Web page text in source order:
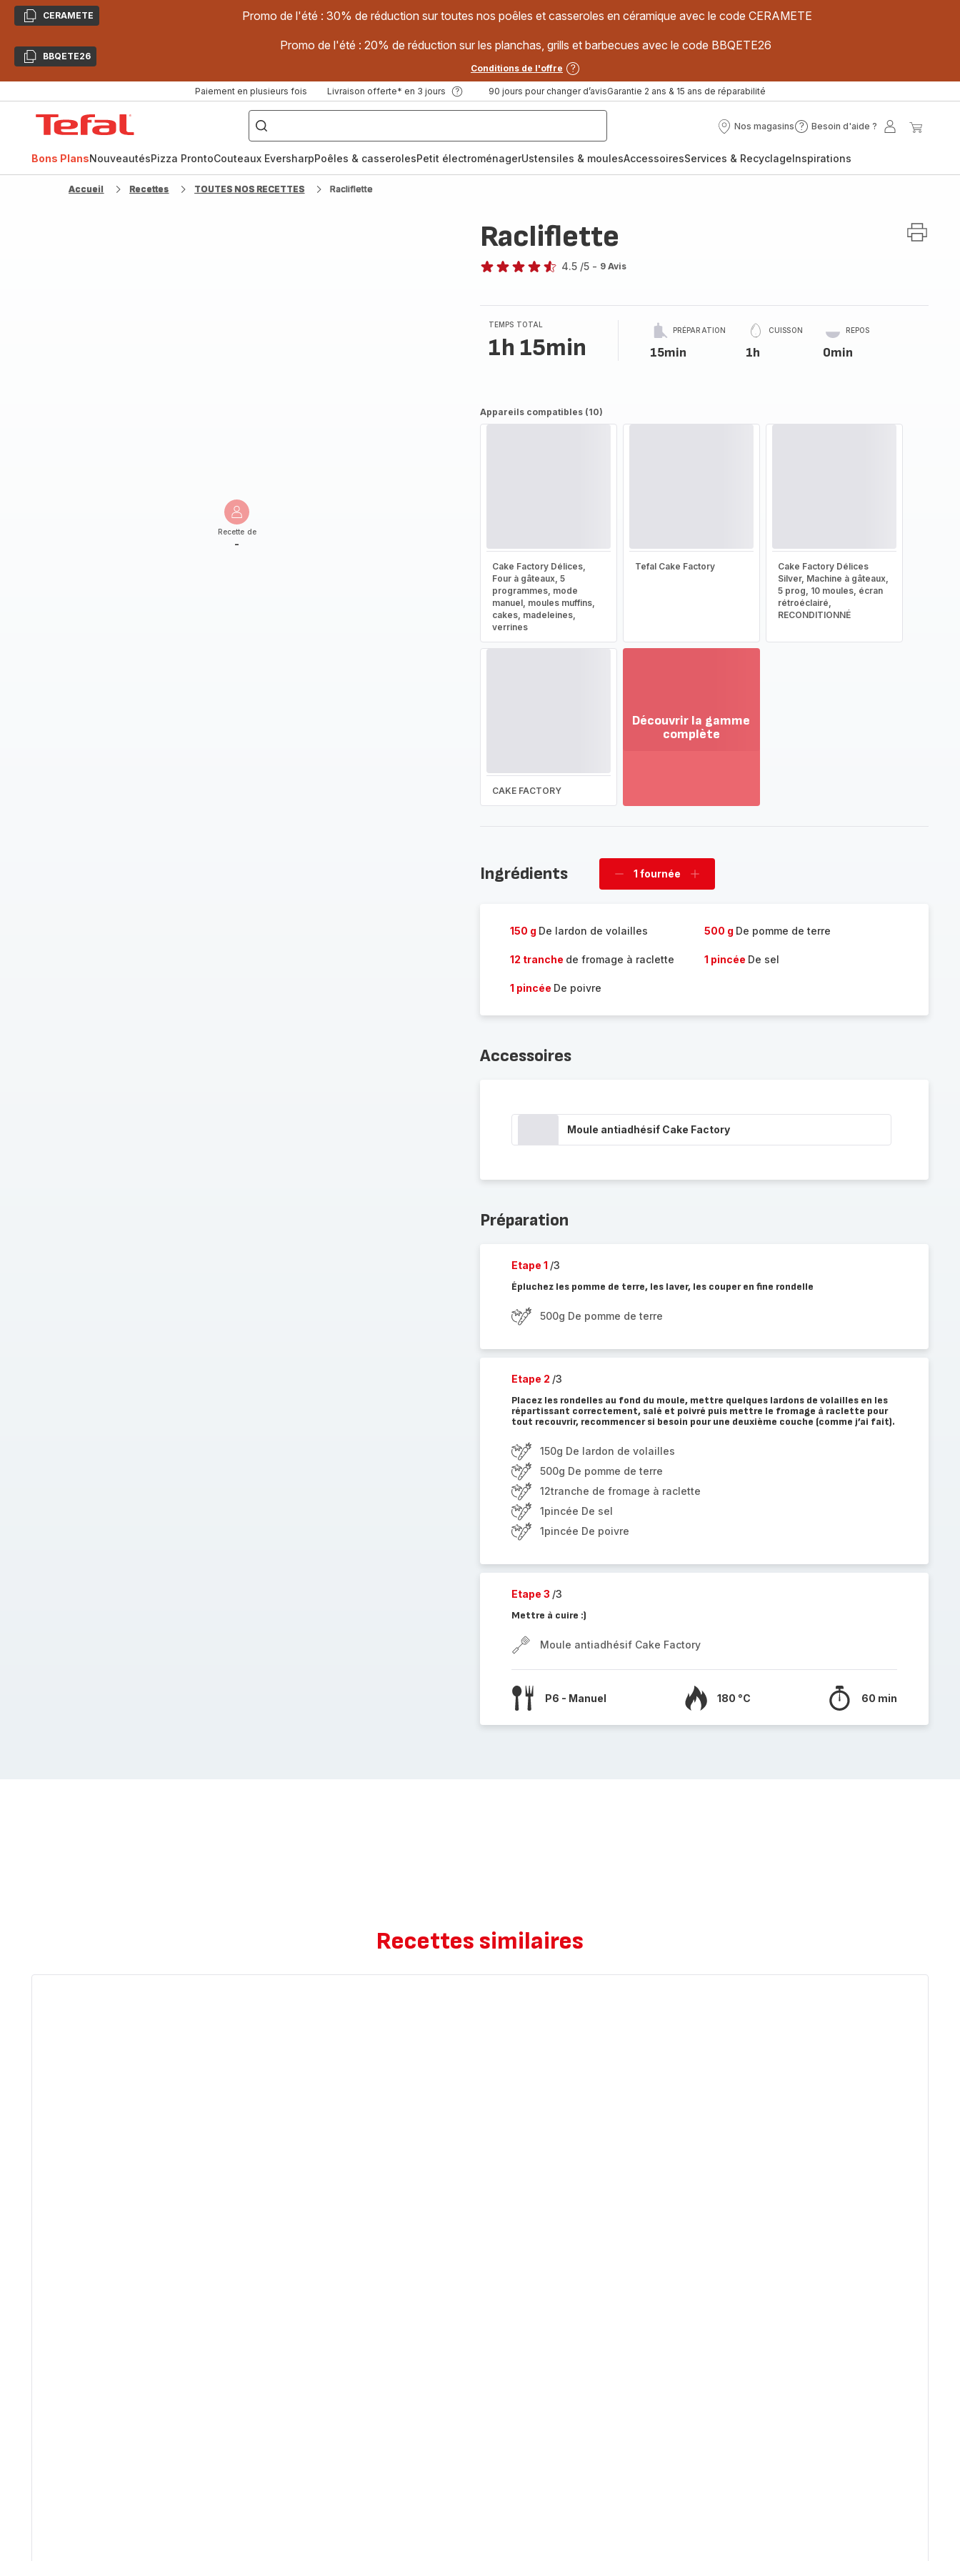
CopierCERAMETE Promo de l'été : 30% de réduction sur toutes nos poêles et casseroles en céramique avec le code CERAMETE
CopierBBQETE26
Promo de l'été : 20% de réduction sur les planchas, grills et barbecues avec le code BBQETE26
Conditions de l'offre
Paiement en plusieurs fois Livraison offerte* en 3 jours 90 jours pour changer d’avisGarantie 2 ans & 15 ans de réparabilité
["Poêles
inox,
Cake
Factory,
Nos magasins
Nos
Besoin d'aide ?
Besoin
?
Mon
Bons PlansNouveautésPizza ProntoCouteaux EversharpPoêles & casserolesPetit électroménagerUstensiles & moulesAccessoiresServices & RecyclageInspirations
Accueil Recettes TOUTES NOS RECETTES Racliflette
Recette de
-
Racliflette
4.5 /5 - 9 Avis
TEMPS TOTAL
1h 15min
PRÉPARATION
15min
CUISSON
1h
REPOS
0min
Appareils compatibles (10)
Cake Factory Délices,
Four à gâteaux, 5
programmes, mode
manuel, moules muffins,
cakes, madeleines,
verrines
Tefal Cake Factory
Cake Factory Délices
Silver, Machine à gâteaux,
5 prog, 10 moules, écran
rétroéclairé,
RECONDITIONNÉ
CAKE FACTORY
Découvrir la gamme
complète
la
Ingrédients
Supprimer
1 fournée
Ajouter
150 g De lardon de volailles 500 g De pomme de terre
12 tranche de fromage à raclette 1 pincée De sel
1 pincée De poivre
Accessoires
Moule antiadhésif Cake Factory
Préparation
Etape 1 /3
Épluchez les pomme de terre, les laver, les couper en fine rondelle
500g De pomme de terre
Etape 2 /3
Placez les rondelles au fond du moule, mettre quelques lardons de volailles en les
répartissant correctement, salé et poivré puis mettre le fromage à raclette pour
tout recouvrir, recommencer si besoin pour une deuxième couche (comme j’ai fait).
150g De lardon de volailles
500g De pomme de terre
12tranche de fromage à raclette
1pincée De sel
1pincée De poivre
Etape 3 /3
Mettre à cuire :)
Moule antiadhésif Cake Factory
P6 - Manuel 180 °C 60 min
Recettes similaires